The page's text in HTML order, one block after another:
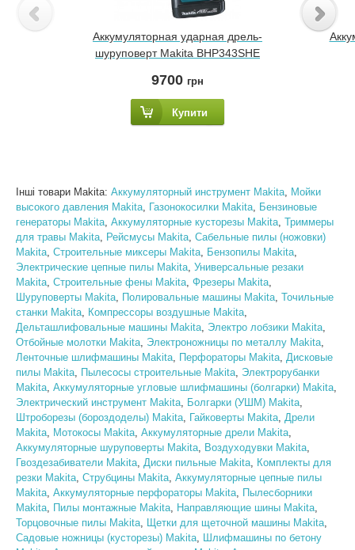
Аккумуляторная ударная дрель-
шуруповерт Makita BHP343SHE
9700 грн
Купити
Інші товари Makita: Аккумуляторный инструмент Makita, Мойки
высокого давления Makita, Газонокосилки Makita, Бензиновые
генераторы Makita, Аккумуляторные кусторезы Makita, Триммеры
для травы Makita, Рейсмусы Makita, Сабельные пилы (ножовки)
Makita, Строительные миксеры Makita, Бензопилы Makita,
Электрические цепные пилы Makita, Универсальные резаки
Makita, Строительные фены Makita, Фрезеры Makita,
Шуруповерты Makita, Полировальные машины Makita, Точильные
станки Makita, Компрессоры воздушные Makita,
Дельташлифовальные машины Makita, Электро лобзики Makita,
Отбойные молотки Makita, Электроножницы по металлу Makita,
Ленточные шлифмашины Makita, Перфораторы Makita, Дисковые
пилы Makita, Пылесосы строительные Makita, Электрорубанки
Makita, Аккумуляторные угловые шлифмашины (болгарки) Makita,
Электрический инструмент Makita, Болгарки (УШМ) Makita,
Штроборезы (бороздоделы) Makita, Гайковерты Makita, Дрели
Makita, Мотокосы Makita, Аккумуляторные дрели Makita,
Аккумуляторные шуруповерты Makita, Воздуходувки Makita,
Гвоздезабиватели Makita, Диски пильные Makita, Комплекты для
резки Makita, Струбцины Makita, Аккумуляторные цепные пилы
Makita, Аккумуляторные перфораторы Makita, Пылесборники
Makita, Пилы монтажные Makita, Направляющие шины Makita,
Торцовочные пилы Makita, Щетки для щеточной машины Makita,
Садовые ножницы (кусторезы) Makita, Шлифмашины по бетону